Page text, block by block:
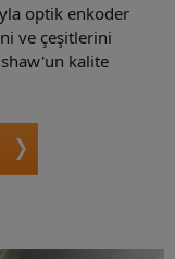
optik enkoder
ve çeşitlerini
kalite